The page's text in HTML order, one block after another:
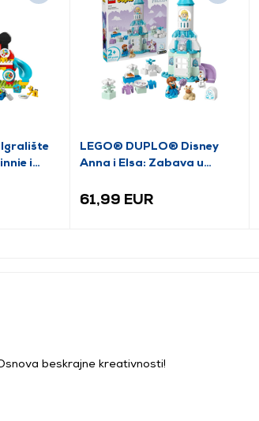
Igralište
i
LEGO® DUPLO® Disney
Anna i Elsa: Zabava u
61,99 EUR
beskrajne kreativnosti!